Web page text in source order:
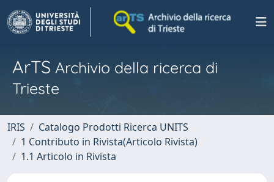
ArTS Archivio della ricerca di
Trieste
IRIS
Catalogo Prodotti Ricerca UNITS
1 Contributo in Rivista(Articolo Rivista)
1.1 Articolo in Rivista